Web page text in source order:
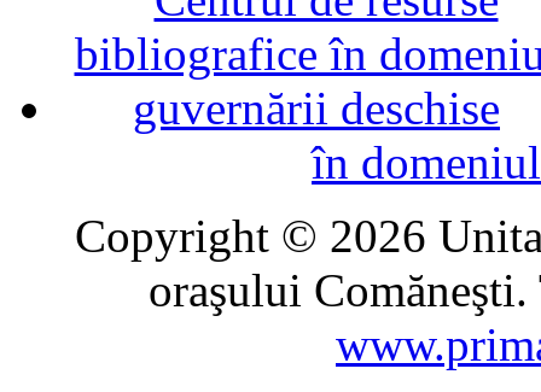
în
Copyright © 2026
oraşului